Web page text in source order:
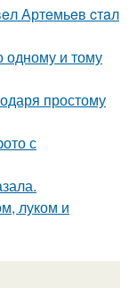
Артeмьeв cтaл
одному и тому
простому
с
луком и